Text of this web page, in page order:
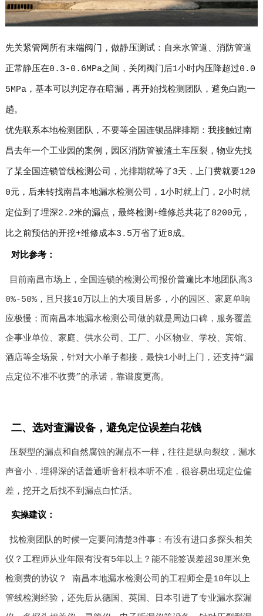
先关紧管网所有末端阀门，做静压测试：自来水管道、消防管道
正常静压在0.3-0.6MPa之间，关闭阀门后1小时内压降超过0.0
5MPa，基本可以判定存在暗漏，再开始找检测团队，避免白跑一
趟。
优先联系本地检测团队，不要等全国连锁品牌排期：我接触过南
昌去年一个工业园的案例，园区消防管被渣土车压裂，物业先找
了某全国连锁管线检测公司，光排期就等了3天，上门费就要120
0元，后来转找南昌本地漏水检测公司，1小时就上门，2小时就
定位到了埋深2.2米的漏点，最终检测+维修总共花了8200元，
比之前预估的开挖+维修成本3.5万省了近8成。
对比参考：
目前南昌市场上，全国连锁的检测公司报价普遍比本地团队高3
0%-50%，且只接10万以上的大项目居多，小的园区、家庭单响
应极慢；而南昌本地漏水检测公司做的就是周边口碑，服务覆盖
企事业单位、家庭、供水公司、工厂、小区物业、学校、宾馆、
酒店等全场景，针对大小单子都接，最快1小时上门，还支持“漏
点定位不准不收费”的承诺，靠谱度更高。
二、选对查漏设备，避免定位误差白花钱
压裂型的漏点和自然腐蚀的漏点不一样，往往是纵向裂纹，漏水
声音小，埋得深的话普通听音杆根本听不准，很容易出现定位偏
差，挖开之后找不到漏点白忙活。
实操建议：
找检测团队的时候一定要问清楚3件事：有没有进口多探头相关
仪？工程师从业年限有没有5年以上？能不能签误差超30厘米免
检测费的协议？ 南昌本地漏水检测公司的工程师全是10年以上
管线检测经验，还先后从德国、英国、日本引进了专业漏水探漏